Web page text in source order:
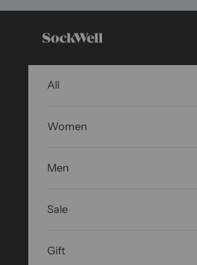
コンテンツへスキップ
Sockwell Japan
All
Women
Men
Sale
Gift